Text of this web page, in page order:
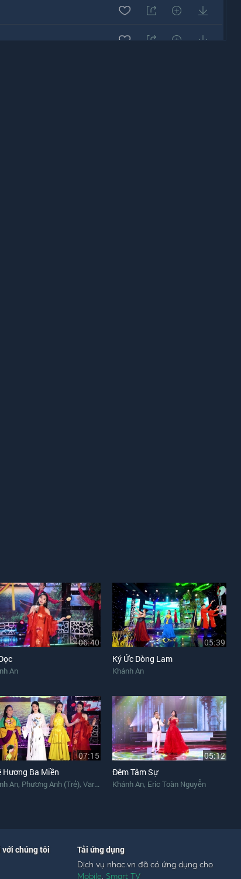
06:40
An
05:39
Ký Ức Dòng Lam
Khánh An
07:15
Hương Ba Miền
An, Phương Anh (Trẻ), Various Artists
05:12
Đêm Tâm Sự
Khánh An, Eric Toàn Nguyễn
với chúng tôi Tải ứng dụng
Dịch vụ nhac.vn đã có ứng dụng cho
Mobile, Smart TV